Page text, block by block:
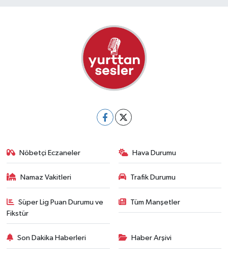
Nöbetçi Eczaneler Hava Durumu
Namaz Vakitleri Trafik Durumu
Süper Lig Puan Durumu ve
Fikstür
Tüm Manşetler
Son Dakika Haberleri Haber Arşivi